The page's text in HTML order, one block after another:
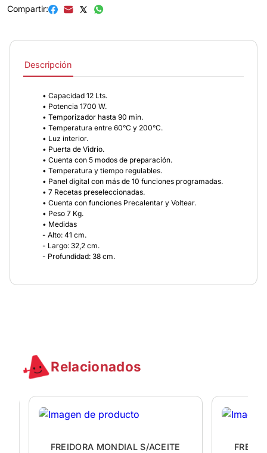
Compartir:
Descripción
• Capacidad 12 Lts.
• Potencia 1700 W.
• Temporizador hasta 90 min.
• Temperatura entre 60°C y 200°C.
• Luz interior.
• Puerta de Vidrio.
• Cuenta con 5 modos de preparación.
• Temperatura y tiempo regulables.
• Panel digital con más de 10 funciones programadas.
• 7 Recetas preseleccionadas.
• Cuenta con funciones Precalentar y Voltear.
• Peso 7 Kg.
• Medidas
- Alto: 41 cm.
- Largo: 32,2 cm.
- Profundidad: 38 cm.
Relacionados
FREIDORA MONDIAL S/ACEITE